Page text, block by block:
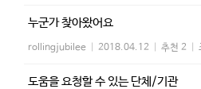
누군가 찾아왔어요
rollingjubilee 2018.04.12 추천 2
도움을 요청할 수 있는 단체/기관